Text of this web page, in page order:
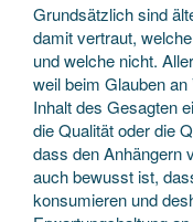
Grundsätzlich sind
damit vertraut,
und welche nicht.
weil beim Glauben
Inhalt des Gesagten
die Qualität oder die
dass den Anhängern
auch bewusst ist,
konsumieren und